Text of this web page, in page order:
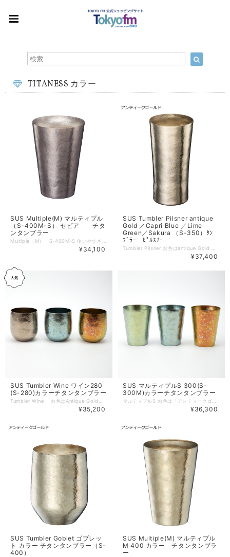
TITANESS カラー
SUS Multiple(M) マルティプル
（S-400M-S） セピア チタ
ンタンブラー
¥34,100
SUS Tumbler Pilsner antique
Gold ／Capri Blue ／Lime
Green／Sakura （S-350）ﾀﾝ
ﾌﾞﾗｰ ﾋﾟﾙｽﾅｰ
¥37,400
SUS Tumbler Wine ワイン280
(S-280)カラーチタンタンブラー
¥35,200
SUS マルティプルS 300(S-
300M)カラーチタンタンブラー
¥36,300
SUS Tumbler Goblet ゴブレッ
ト カラー チタンタンブラー（S-
400）
SUS Multiple(M) マルティプル
M 400 カラー チタンタンブラ
ー